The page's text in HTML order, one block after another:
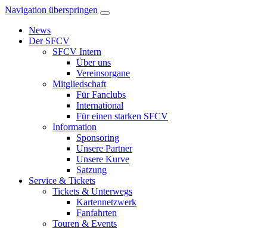
Navigation überspringen
News
Der SFCV
SFCV Intern
Über uns
Vereinsorgane
Mitgliedschaft
Für Fanclubs
International
Für einen starken SFCV
Information
Sponsoring
Unsere Partner
Unsere Kurve
Satzung
Service & Tickets
Tickets & Unterwegs
Kartennetzwerk
Fanfahrten
Touren & Events